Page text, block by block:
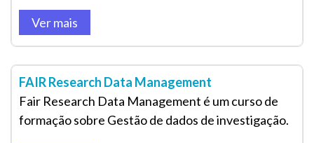
Ver mais
FAIR Research Data Management
Fair Research Data Management é um curso de
formação sobre Gestão de dados de investigação.